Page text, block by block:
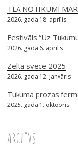
TLA NOTIKUMI
2026. gada 18. aprīlis
Festivāls “Uz
2026. gada 6. aprīlis
Zelta svece 2025
2026. gada 12. janvāris
Tukuma prozas
2025. gada 1. oktobris
ARCHĪVS